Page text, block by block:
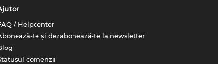
/ Helpcenter
te și dezabonează-te la newsletter
comenzii